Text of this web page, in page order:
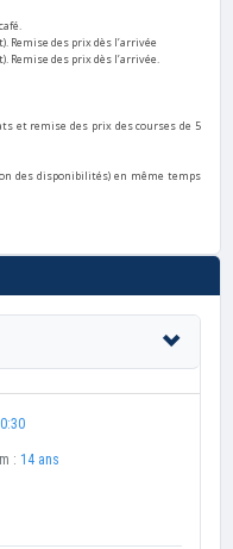
Remise des prix dès l’arrivée
Remise des prix dès l’arrivée.
et remise des prix des courses de 5
des disponibilités) en même temps
: 14 ans